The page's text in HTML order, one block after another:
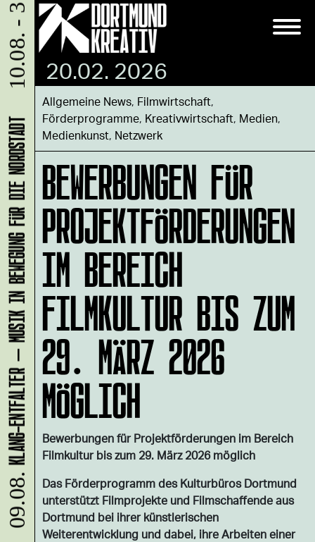
20.02. 2026
Allgemeine News, Filmwirtschaft,
Förderprogramme, Kreativwirtschaft, Medien,
Medienkunst, Netzwerk
BEWERBUNGEN FÜR
PROJEKTFÖRDERUNGEN
IM BEREICH
FILMKULTUR BIS ZUM
29. MÄRZ 2026
MÖGLICH
Bewerbungen für Projektförderungen im Bereich
Filmkultur bis zum 29. März 2026 möglich
Das Förderprogramm des Kulturbüros Dortmund
unterstützt Filmprojekte und Filmschaffende aus
Dortmund bei ihrer künstlerischen
Weiterentwicklung und dabei, ihre Arbeiten einer
09.08.
KLANG-ENTFALTER – MUSIK IN BEWEGUNG FÜR DIE NORDSTADT